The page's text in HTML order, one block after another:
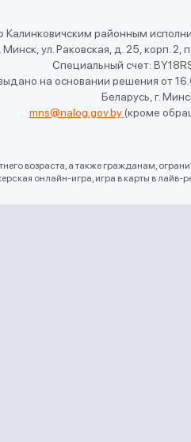
Калинковичским районным
ул. Раковская, д. 25, корп. 2,
Специальный счет:
на основании решения от
Беларусь, г.
mns@nalog.gov.by (кроме
возраста, а также гражданам,
онлайн-игра, игра в карты в лайв-